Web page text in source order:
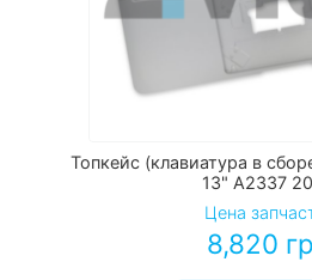
Топкейс (клавиатура в
13" A2337
Цена
8,820